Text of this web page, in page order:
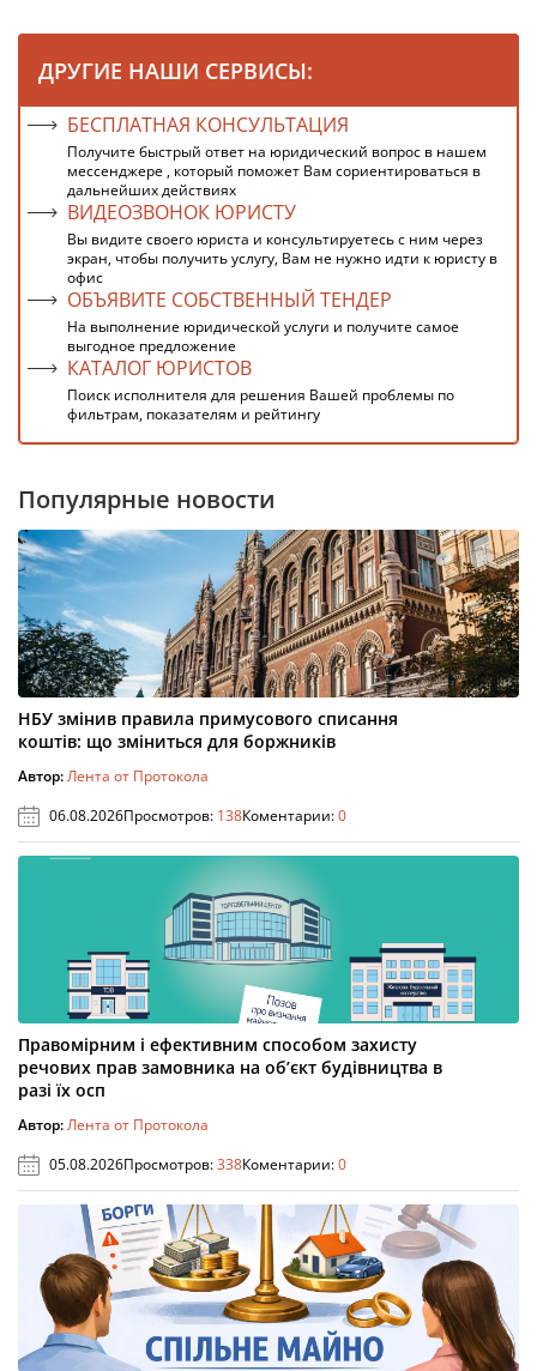
ДРУГИЕ НАШИ СЕРВИСЫ:
БЕСПЛАТНАЯ КОНСУЛЬТАЦИЯ
Получите быстрый ответ на юридический вопрос в нашем
мессенджере , который поможет Вам сориентироваться в
дальнейших действиях
ВИДЕОЗВОНОК ЮРИСТУ
Вы видите своего юриста и консультируетесь с ним через
экран, чтобы получить услугу, Вам не нужно идти к юристу в
офис
ОБЪЯВИТЕ СОБСТВЕННЫЙ ТЕНДЕР
На выполнение юридической услуги и получите самое
выгодное предложение
КАТАЛОГ ЮРИСТОВ
Поиск исполнителя для решения Вашей проблемы по
фильтрам, показателям и рейтингу
Популярные новости
НБУ змінив правила примусового списання
коштів: що зміниться для боржників
Автор:Лента от Протокола
06.08.2026Просмотров: 138Коментарии:0
Правомірним і ефективним способом захисту
речових прав замовника на об’єкт будівництва в
разі їх осп
Автор:Лента от Протокола
05.08.2026Просмотров:338Коментарии:0